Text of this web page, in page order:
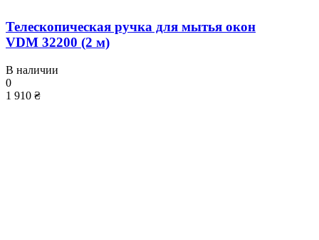
Телескопическая ручка для мытья окон
VDM 32200 (2 м)
В наличии
0
1 910 ₴